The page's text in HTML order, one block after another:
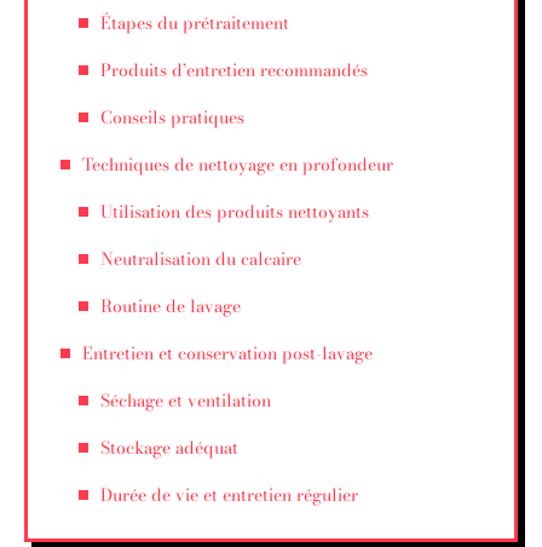
Étapes du prétraitement
Produits d’entretien recommandés
Conseils pratiques
Techniques de nettoyage en profondeur
Utilisation des produits nettoyants
Neutralisation du calcaire
Routine de lavage
Entretien et conservation post-lavage
Séchage et ventilation
Stockage adéquat
Durée de vie et entretien régulier